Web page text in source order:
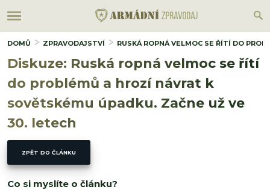
DOMŮ ZPRAVODAJSTVÍ RUSKÁ ROPNÁ VELMOC SE ŘÍTÍ DO
Diskuze: Ruská ropná velmoc se řítí
do problémů a hrozí návrat k
sovětskému úpadku. Začne už ve
30. letech
ZPĚT DO ČLÁNKU
Co si myslíte o článku?